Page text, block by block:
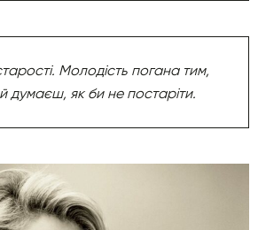
Молодість погана тим,
думаєш, як би не постаріти.